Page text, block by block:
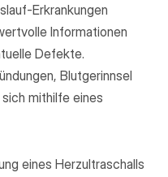
Erkrankungen
Informationen
Defekte.
Blutgerinnsel
mithilfe eines
eines Herzultraschalls